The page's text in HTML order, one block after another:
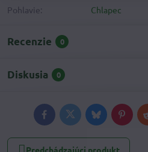
Pohlavie: Chlapec
Recenzie 0
Diskusia 0
FacebookTwitterBluesky
Predchádzajúci produkt